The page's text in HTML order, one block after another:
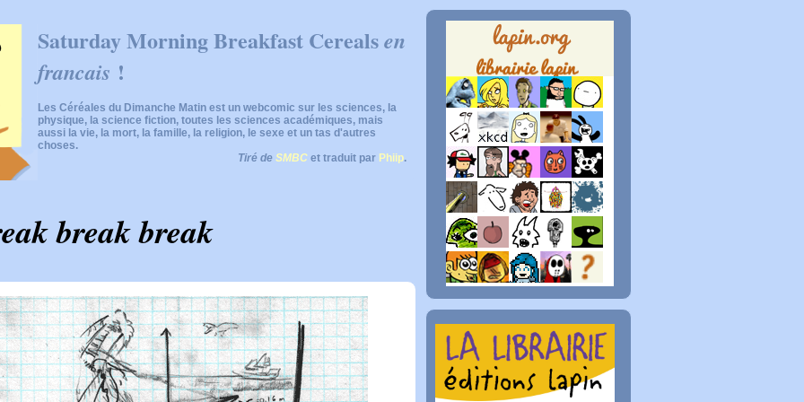
Saturday Morning Breakfast Cerealsen
francais !
Les Céréales du Dimanche Matin est un webcomic sur les sciences, la
physique, la science fiction, toutes les sciences académiques, mais
aussi la vie, la mort, la famille, la religion, le sexe et un tas d'autres
choses.
Tiré de SMBC et traduit par Phiip.
break break